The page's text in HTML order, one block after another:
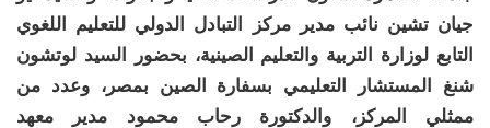
جيان تشين نائب مدير مركز التبادل الدولي للتعليم اللغوي
التابع لوزارة التربية والتعليم الصينية، بحضور السيد لوتشون
شنغ المستشار التعليمي بسفارة الصين بمصر، وعدد من
ممثلي المركز، والدكتورة رحاب محمود مدير معهد